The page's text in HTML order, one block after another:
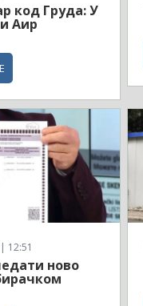
код Груда: У
Аир
12:51
ново